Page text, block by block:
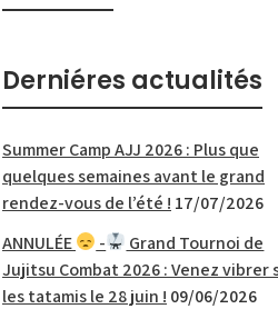
Derniéres actualités
Summer Camp AJJ 2026 : Plus que
quelques semaines avant le grand
rendez-vous de l’été ! 17/07/2026
ANNULÉE
-
Grand Tournoi de
Jujitsu Combat 2026 : Venez vibrer
les tatamis le 28 juin ! 09/06/2026